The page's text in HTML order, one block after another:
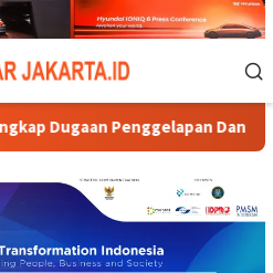
Penggelapan Dana Nasabah di